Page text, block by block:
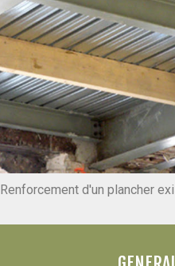
Renforcement d'un plancher